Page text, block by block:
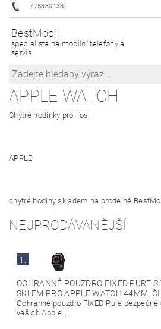
775330433
BestMobil
specialista na mobilní telefony a
servis
APPLE WATCH
Chytré hodinky pro ios
APPLE
chytré hodiny skladem na prodejně
NEJPRODÁVANĚJŠÍ
1.
OCHRANNÉ POUZDRO FIXED PURE
SKLEM PRO APPLE WATCH 44MM,
Ochranné pouzdro FIXED Pure
vašich Apple...